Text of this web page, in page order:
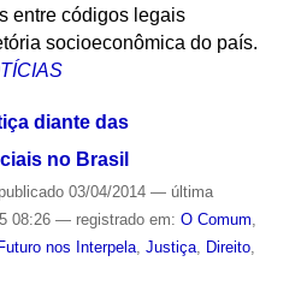
entre códigos legais
socioeconômica do país.
diante das
no Brasil
publicado03/04/2014 — última
08:26 — registrado em: O Comum,
nos Interpela, Justiça, Direito,